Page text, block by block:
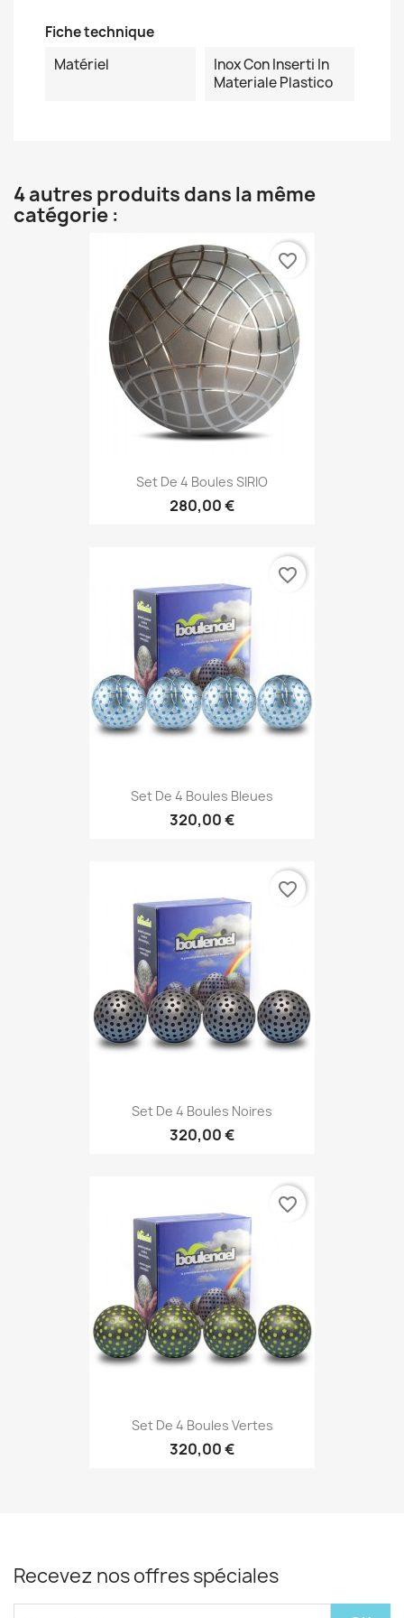
Fiche technique
Matériel
Inox Con Inserti In
Materiale Plastico
4 autres produits dans la même
catégorie :
Set De 4 Boules SIRIO
280,00 €
favorite_border
Set De 4 Boules Bleues
320,00 €
favorite_border
Set De 4 Boules Noires
320,00 €
favorite_border
Set De 4 Boules Vertes
320,00 €
favorite_border
Recevez nos offres spéciales